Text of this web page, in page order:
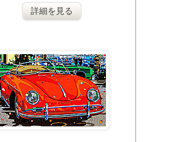
詳細を見る